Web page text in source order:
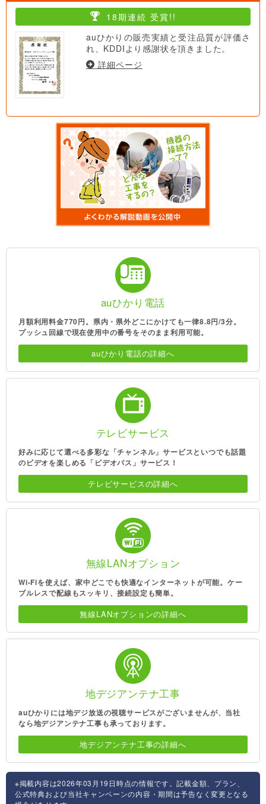
18期連続 受賞!!
auひかりの販売実績と受注品質が評価さ
れ、KDDIより感謝状を頂きました。
詳細ページ
auひかり電話
月額利用料金770円。県内・県外どこにかけても一律8.8円/3分。
プッシュ回線で現在使用中の番号をそのまま利用可能。
auひかり電話の詳細へ
テレビサービス
好みに応じて選べる多彩な「チャンネル」サービスといつでも話題
のビデオを楽しめる「ビデオパス」サービス！
テレビサービスの詳細へ
無線LANオプション
Wi-Fiを使えば、家中どこでも快適なインターネットが可能。ケー
ブルレスで配線もスッキリ、接続設定も簡単。
無線LANオプションの詳細へ
地デジアンテナ工事
auひかりには地デジ放送の視聴サービスがございませんが、当社
なら地デジアンテナ工事も承っております。
地デジアンテナ工事の詳細へ
※掲載内容は2026年03月19日時点の情報です。記載金額、プラン、
公式特典および当社キャンペーンの内容・期間は予告なく変更となる